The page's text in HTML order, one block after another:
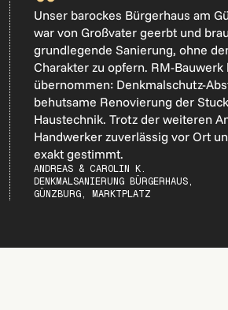
Unser barockes Bürgerhaus am
war von Großvater geerbt und
grundlegende Sanierung, ohne
Charakter zu opfern. RM-Bauwerk
übernommen: Denkmalschutz-
behutsame Renovierung der
Haustechnik. Trotz der weiteren
Handwerker zuverlässig vor Ort
exakt gestimmt.
ANDREAS & CAROLIN K.
DENKMALSANIERUNG BÜRGERHAUS,
GÜNZBURG, MARKTPLATZ